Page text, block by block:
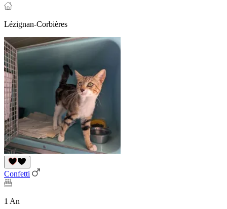
Lézignan-Corbières
Confetti
1 An